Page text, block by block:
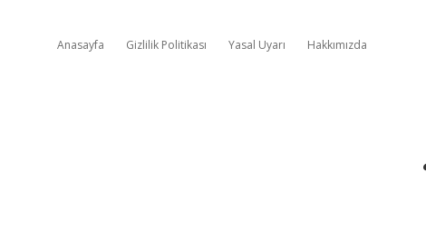
Anasayfa Gizlilik Politikası Yasal Uyarı Hakkımızda